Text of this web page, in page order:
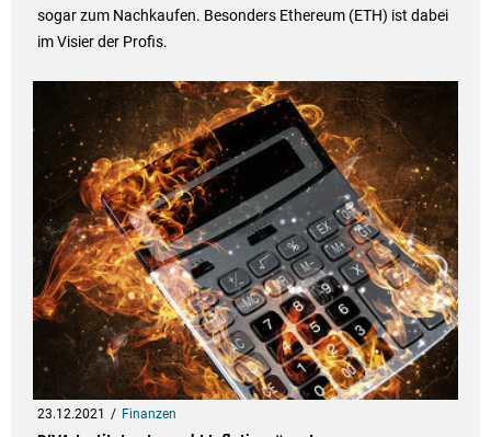
sogar zum Nachkaufen. Besonders Ethereum (ETH) ist dabei
im Visier der Profis.
23.12.2021 Finanzen